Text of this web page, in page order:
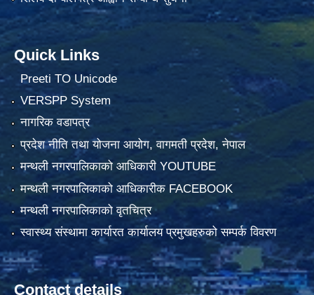
Quick Links
Preeti TO Unicode
VERSPP System
नागरिक वडापत्र
प्रदेश नीति तथा योजना आयोग, वागमती प्रदेश, नेपाल
मन्थली नगरपालिकाको आधिकारी YOUTUBE
मन्थली नगरपालिकाको आधिकारीक FACEBOOK
मन्थली नगरपालिकाको वृतचित्र
स्वास्थ्य संस्थामा कार्यारत कार्यालय प्रमुखहरुको सम्पर्क विवरण
Contact details